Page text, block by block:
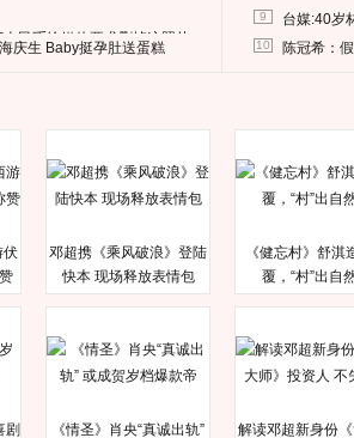
民币给媒体要求删掉这照片
庆生 Baby挺孕肚送蛋糕
9 台媒:40岁
10 陈冠希：
伏
邓超携《乘风破浪》登陆
快本 现场释放表情包
《健忘村》舒淇
覆，“村”出自
剧 《情圣》肖央“真诚出轨” 解读邓超新身份